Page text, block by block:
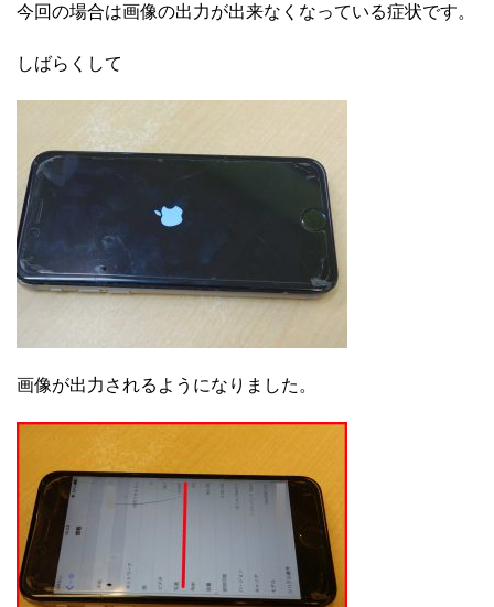
今回の場合は画像の出力が出来なくなっている症状です。
しばらくして
画像が出力されるようになりました。